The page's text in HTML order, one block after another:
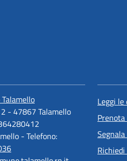
2 - 47867 Talamello
- Telefono:
Leggi